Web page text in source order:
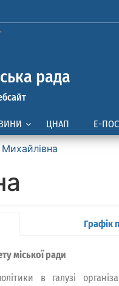
рада
ЦНАП Е-
Графік
міської ради
в галузі